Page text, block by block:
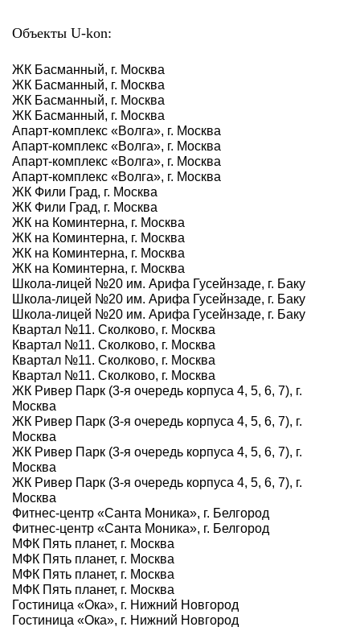
Объекты U-kon:
ЖК Басманный, г. Москва
ЖК Басманный, г. Москва
ЖК Басманный, г. Москва
ЖК Басманный, г. Москва
Апарт-комплекс «Волга», г. Москва
Апарт-комплекс «Волга», г. Москва
Апарт-комплекс «Волга», г. Москва
Апарт-комплекс «Волга», г. Москва
ЖК Фили Град, г. Москва
ЖК Фили Град, г. Москва
ЖК на Коминтерна, г. Москва
ЖК на Коминтерна, г. Москва
ЖК на Коминтерна, г. Москва
ЖК на Коминтерна, г. Москва
Школа-лицей №20 им. Арифа Гусейнзаде, г. Баку
Школа-лицей №20 им. Арифа Гусейнзаде, г. Баку
Школа-лицей №20 им. Арифа Гусейнзаде, г. Баку
Квартал №11. Сколково, г. Москва
Квартал №11. Сколково, г. Москва
Квартал №11. Сколково, г. Москва
Квартал №11. Сколково, г. Москва
ЖК Ривер Парк (3-я очередь корпуса 4, 5, 6, 7), г.
Москва
ЖК Ривер Парк (3-я очередь корпуса 4, 5, 6, 7), г.
Москва
ЖК Ривер Парк (3-я очередь корпуса 4, 5, 6, 7), г.
Москва
ЖК Ривер Парк (3-я очередь корпуса 4, 5, 6, 7), г.
Москва
Фитнес-центр «Санта Моника», г. Белгород
Фитнес-центр «Санта Моника», г. Белгород
МФК Пять планет, г. Москва
МФК Пять планет, г. Москва
МФК Пять планет, г. Москва
МФК Пять планет, г. Москва
Гостиница «Ока», г. Нижний Новгород
Гостиница «Ока», г. Нижний Новгород